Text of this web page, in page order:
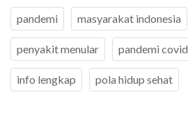
pandemi
masyarakat indonesia
penyakit menular pandemi covid
info lengkap pola hidup sehat